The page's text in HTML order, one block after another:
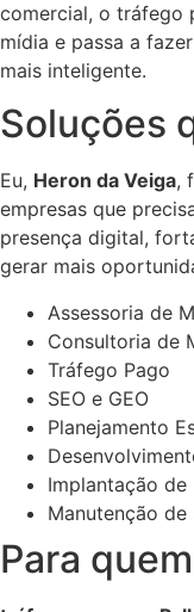
comercial, o tráfego
mídia e passa a
mais inteligente.
Soluções
Eu, Heron da Veiga,
empresas que
presença digital,
gerar mais
Assessoria de
Consultoria de
Tráfego Pago
SEO e GEO
Planejamento
Implantação de
Manutenção de
Para